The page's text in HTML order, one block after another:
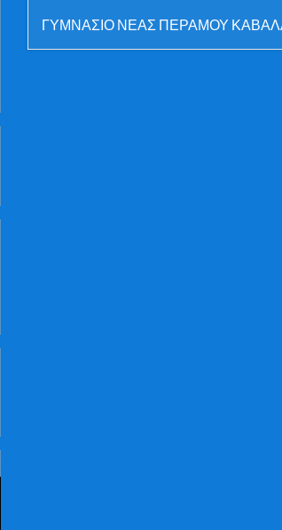
ΓΥΜΝΑΣΙΟ ΝΕΑΣ ΠΕΡΑΜΟΥ